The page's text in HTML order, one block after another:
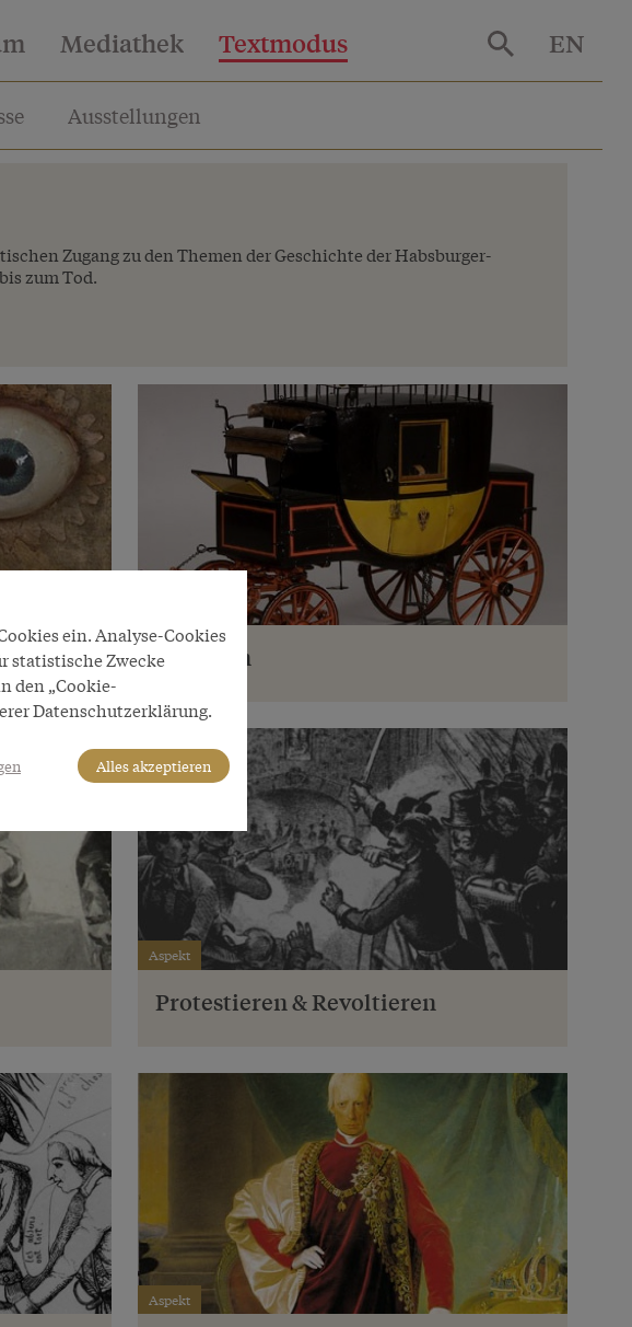
Mediathek Textmodus EN
Ausstellungen
Zugang zu den Themen der Geschichte der Habsburger­
zum Tod.
Bewegen
Aspekt
Protestieren & Revoltieren
Aspekt
ein. Analyse-Cookies
statistische Zwecke
den „Cookie-
Datenschutzerklärung.
Alles akzeptieren